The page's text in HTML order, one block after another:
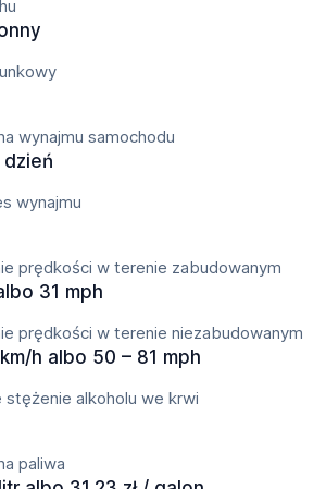
wynajmu samochodu
dzień
wynajmu
prędkości w terenie zabudowanym
31 mph
prędkości w terenie niezabudowanym
h albo 50 – 81 mph
stężenie alkoholu we krwi
paliwa